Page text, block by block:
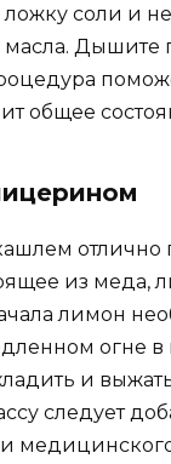
соли и
масла. Дышите
общее
отлично
из меда,
лимон
огне в
и
следует